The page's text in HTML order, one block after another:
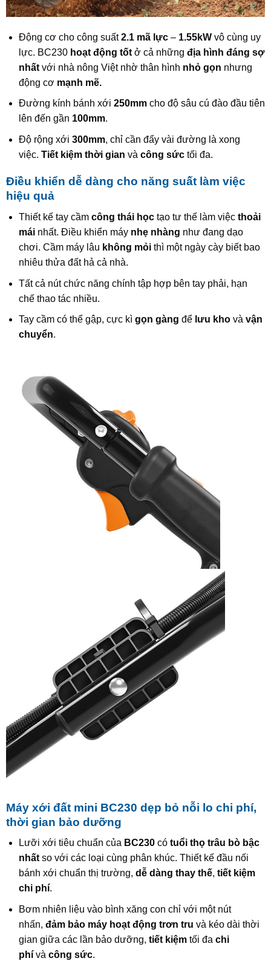
Động cơ cho công suất2.1 mã lực– 1.55kWvô cùng uy
lực. BC230 hoạt động tốtở cả những địa hình đáng sợ
nhấtvới nhà nông Việt nhờ thân hình nhỏ gọn nhưng
động cơ mạnh mẽ.
Đường kính bánh xới 250mmcho độ sâu cú đào đầu tiên
lên đến gần 100mm.
Độ rộng xới 300mm, chỉ cần đẩy vài đường là xong
việc. Tiết kiệm thời gian và công sứctối đa.
Điều khiển dễ dàng cho năng suất làm việc
hiệu quả
Thiết kế tay cầm công thái họctạo tư thế làm việc thoải
máinhất. Điều khiển máy nhẹ nhàng như đang dạo
chơi. Cầm máy lâu không mỏithì một ngày cày biết bao
nhiêu thửa đất hả cả nhà.
Tất cả nút chức năng chính tập hợp bên tay phải, hạn
chế thao tác nhiều.
Tay cầm có thể gập, cực kì gọn gàng để lưu khovà vận
chuyển.
Máy xới đất mini BC230 dẹp bỏ nỗi lo chi phí,
thời gian bảo dưỡng
Lưỡi xới tiêu chuẩn của BC230có tuổi thọ trâu bò bậc
nhấtso với các loại cùng phân khúc. Thiết kế đầu nối
bánh xới chuẩn thị trường, dễ dàng thay thế, tiết kiệm
chi phí.
Bơm nhiên liệu vào bình xăng con chỉ với một nút
nhấn, đảm bảo máy hoạt động trơn tru và kéo dài thời
gian giữa các lần bảo dưỡng, tiết kiệmtối đa chi
phívà công sức.